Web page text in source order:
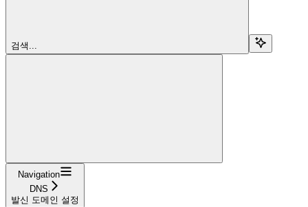
검색...
Navigation
DNS
발신 도메인 설정